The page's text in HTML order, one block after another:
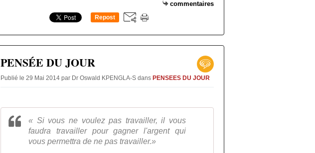
commentaires
Repost
PENSÉE DU JOUR
Publié le 29 Mai 2014 par Dr Oswald KPENGLA-S dans PENSEES DU JOUR
« Si vous ne voulez pas travailler, il vous
faudra travailler pour gagner l'argent qui
vous permettra de ne pas travailler.»